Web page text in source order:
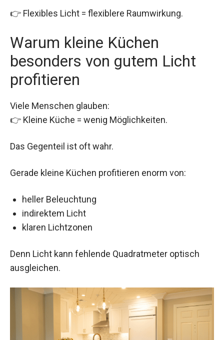
👉 Flexibles Licht = flexiblere Raumwirkung.
Warum kleine Küchen
besonders von gutem Licht
profitieren
Viele Menschen glauben:
👉 Kleine Küche = wenig Möglichkeiten.
Das Gegenteil ist oft wahr.
Gerade kleine Küchen profitieren enorm von:
heller Beleuchtung
indirektem Licht
klaren Lichtzonen
Denn Licht kann fehlende Quadratmeter optisch
ausgleichen.